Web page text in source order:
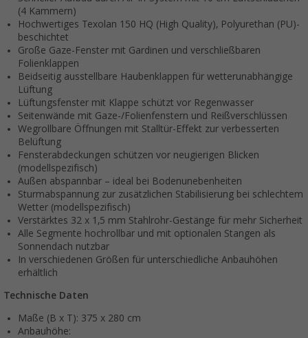
(4 Kammern)
Hochwertiges Texolan 150 HQ (High Quality), Polyurethan (PU)-
beschichtet
Große Gaze-Fenster mit Gardinen und verschließbaren
Folienklappen
Beidseitig ausstellbare Haubenklappen für wetterunabhängige
Lüftung
Lüftungsfenster mit Klappe schützt vor Regenwasser
Seitenwände mit Gaze-/Folienfenstern und Reißverschlüssen
Wegrollbare Öffnungen mit Stalltür-Effekt zur verbesserten
Belüftung
Fensterabdeckungen schützen vor neugierigen Blicken
(modellspezifisch)
Außen abspannbar – ideal bei Bodenunebenheiten
Sturmabspannung zur zusätzlichen Stabilisierung bei schlechtem
Wetter (modellspezifisch)
Verstärktes 32 x 1,5 mm Stahlrohr-Gestänge für mehr Sicherheit
Alle Segmente hochrollbar und mit optionalen Stangen als
Sonnendach nutzbar
In verschiedenen Größen für unterschiedliche Anbauhöhen
erhältlich
Technische Daten
Maße (B x T): 375 x 280 cm
Anbauhöhe: